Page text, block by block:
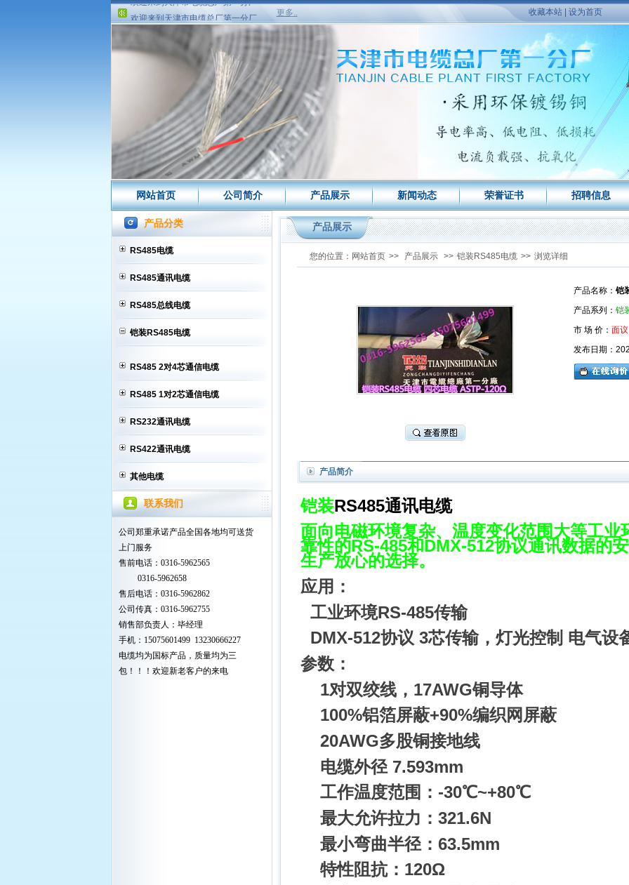
欢迎来到天津市电缆总厂第一分厂
欢迎来到天津市电缆总厂第一分厂
更多.. 收藏本站| 设为首页
网站首页 公司简介 产品展示 新闻动态 荣誉证书 招聘信息
产品分类
RS485电缆
RS485通讯电缆
RS485总线电缆
铠装RS485电缆
RS485 2对4芯通信电缆
RS485 1对2芯通信电缆
RS232通讯电缆
RS422通讯电缆
其他电缆
联系我们
公司郑重承诺产品全国各地均可送货
上门服务
售前电话：0316-5962565
0316-5962658
售后电话：0316-5962862
公司传真：0316-5962755
销售部负责人：毕经理
手机：15075601499 13230666227
电缆均为国标产品，质量均为三
包！！！欢迎新老客户的来电
产品展示
您的位置： 网站首页 >> 产品展示 >> 铠装RS485电缆 >> 浏览详细
产品名称： 铠
产品系列： 铠
市 场 价： 面议
发布日期：
产品简介
铠装RS485通讯电缆
面向电磁环境复杂、温度变化范围大等工业
靠性的RS-485和DMX-512协议通讯数据的
生产放心的选择。
应用：
工业环境RS-485传输
DMX-512协议 3芯传输，灯光控制 电气设
参数：
1对双绞线，17AWG铜导体
100%铝箔屏蔽+90%编织网屏蔽
20AWG多股铜接地线
电缆外径 7.593mm
工作温度范围：-30℃~+80℃
最大允许拉力：321.6N
最小弯曲半径：63.5mm
特性阻抗：120Ω